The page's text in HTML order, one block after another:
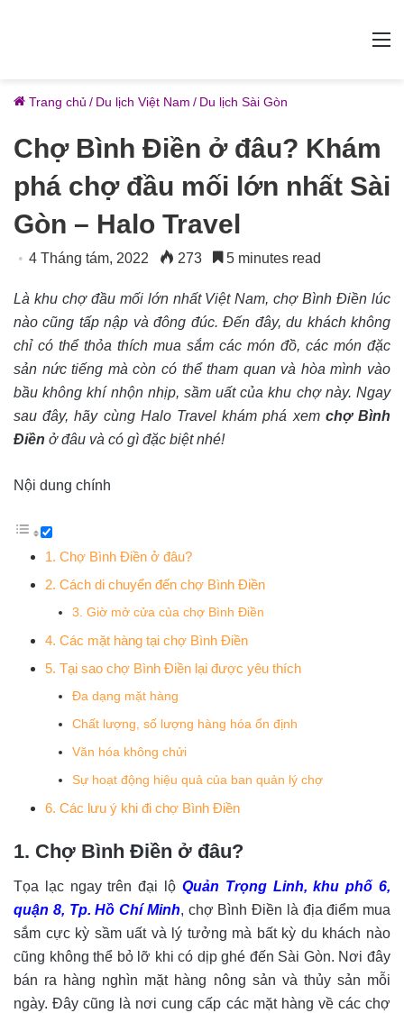
Trang chủ / Du lịch Việt Nam / Du lịch Sài Gòn
Chợ Bình Điền ở đâu? Khám
phá chợ đầu mối lớn nhất Sài
Gòn – Halo Travel
4 Tháng tám, 2022 273 5 minutes read
Là khu chợ đầu mối lớn nhất Việt Nam, chợ Bình Điền lúc
nào cũng tấp nập và đông đúc. Đến đây, du khách không
chỉ có thể thỏa thích mua sắm các món đồ, các món đặc
sản nức tiếng mà còn có thể tham quan và hòa mình vào
bầu không khí nhộn nhịp, sầm uất của khu chợ này. Ngay
sau đây, hãy cùng Halo Travel khám phá xemchợ Bình
Điền ở đâu và có gì đặc biệt nhé!
Nội dung chính
1. Chợ Bình Điền ở đâu?
2. Cách di chuyển đến chợ Bình Điền
3. Giờ mở cửa của chợ Bình Điền
4. Các mặt hàng tại chợ Bình Điền
5. Tại sao chợ Bình Điền lại được yêu thích
Đa dạng mặt hàng
Chất lượng, số lượng hàng hóa ổn định
Văn hóa không chửi
Sự hoạt động hiệu quả của ban quản lý chợ
6. Các lưu ý khi đi chợ Bình Điền
1. Chợ Bình Điền ở đâu?
Tọa lạc ngay trên đại lộ Quản Trọng Linh, khu phố 6,
quận 8, Tp. Hồ Chí Minh, chợ Bình Điền là địa điểm mua
sắm cực kỳ sầm uất và lý tưởng mà bất kỳ du khách nào
cũng không thể bỏ lỡ khi có dịp ghé đến Sài Gòn. Nơi đây
bán ra hàng nghìn mặt hàng nông sản và thủy sản mỗi
ngày. Đây cũng là nơi cung cấp các mặt hàng về các chợ